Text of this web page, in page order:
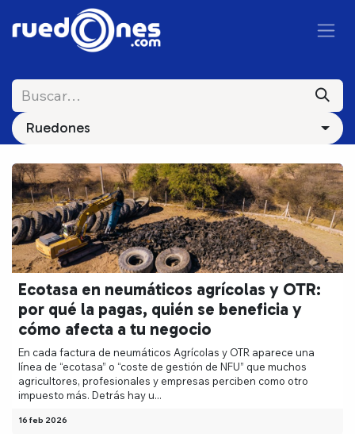
Ir al contenido
Ruedones
Ecotasa en neumáticos agrícolas y OTR:
por qué la pagas, quién se beneficia y
cómo afecta a tu negocio
En cada factura de neumáticos Agrícolas y OTR aparece una
línea de “ecotasa” o “coste de gestión de NFU” que muchos
agricultores, profesionales y empresas perciben como otro
impuesto más. Detrás hay u...
16 feb 2026